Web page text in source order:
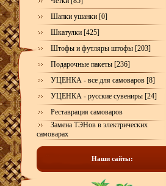
Шапки ушанки [0]
Шкатулки [425]
Штофы и футляры штофы [203]
Подарочные пакеты [236]
УЦЕНКА - все для самоваров [8]
УЦЕНКА - русские сувениры [24]
Реставрация самоваров
Замена ТЭНов в электрических
самоварах
Наши сайты: